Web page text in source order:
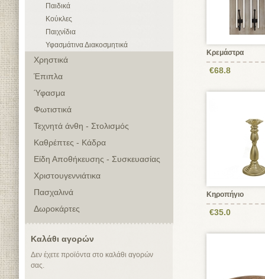
Παιδικά
Κούκλες
Παιχνίδια
Υφασμάτινα Διακοσμητικά
Χρηστικά
Έπιπλα
Ύφασμα
Φωτιστικά
Τεχνητά άνθη - Στολισμός
Καθρέπτες - Κάδρα
Είδη Αποθήκευσης - Συσκευασίας
Χριστουγεννιάτικα
Πασχαλινά
Δωροκάρτες
Καλάθι αγορών
Δεν έχετε προϊόντα στο καλάθι αγορών
σας.
Κρεμάστρα
€68.8
Κηροπήγιο
€35.0